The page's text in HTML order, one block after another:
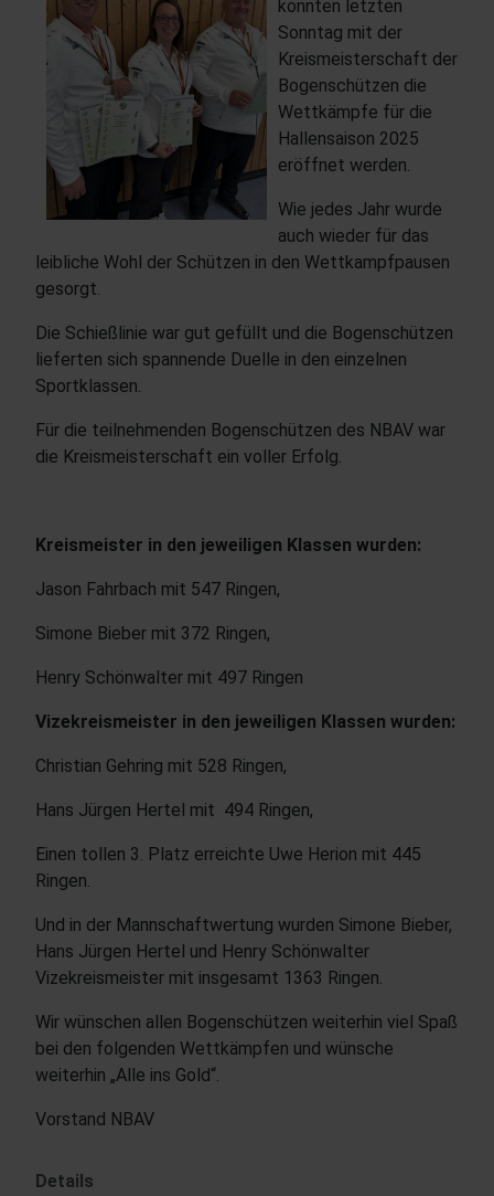
konnten letzten
Sonntag mit der
Kreismeisterschaft der
Bogenschützen die
Wettkämpfe für die
Hallensaison 2025
eröffnet werden.
Wie jedes Jahr wurde
auch wieder für das
leibliche Wohl der Schützen in den Wettkampfpausen
gesorgt.
Die Schießlinie war gut gefüllt und die Bogenschützen
lieferten sich spannende Duelle in den einzelnen
Sportklassen.
Für die teilnehmenden Bogenschützen des NBAV war
die Kreismeisterschaft ein voller Erfolg.
Kreismeister in den jeweiligen Klassen wurden:
Jason Fahrbach mit 547 Ringen,
Simone Bieber mit 372 Ringen,
Henry Schönwalter mit 497 Ringen
Vizekreismeister in den jeweiligen Klassen wurden:
Christian Gehring mit 528 Ringen,
Hans Jürgen Hertel mit 494 Ringen,
Einen tollen 3. Platz erreichte Uwe Herion mit 445
Ringen.
Und in der Mannschaftwertung wurden Simone Bieber,
Hans Jürgen Hertel und Henry Schönwalter
Vizekreismeister mit insgesamt 1363 Ringen.
Wir wünschen allen Bogenschützen weiterhin viel Spaß
bei den folgenden Wettkämpfen und wünsche
weiterhin „Alle ins Gold“.
Vorstand NBAV
Details